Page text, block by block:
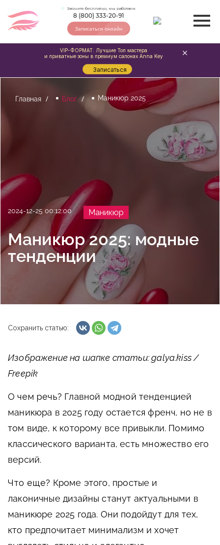
Звоните бесплатно, мы работаем
8 (800) 333-20-91
Записаться онлайн
Главная Блог Маникюр 2025
2024-12-25 00:12:00 Маникюр
Маникюр 2025: модные
тенденции
Сохранить статью:
Изображение на шапке статьи: galya.kiss /
Freepik
О чем речь? Главной модной тенденцией
маникюра в 2025 году остается френч, но не в
том виде, к которому все привыкли. Помимо
классического варианта, есть множество его
версий.
Что еще? Кроме этого, простые и
лаконичные дизайны станут актуальными в
маникюре 2025 года. Они подойдут для тех,
кто предпочитает минимализм и хочет
VIP-ФОРМАТ: Лучшие Топ мастера
и приватные зоны в премиум салонах Anna Key
Записаться